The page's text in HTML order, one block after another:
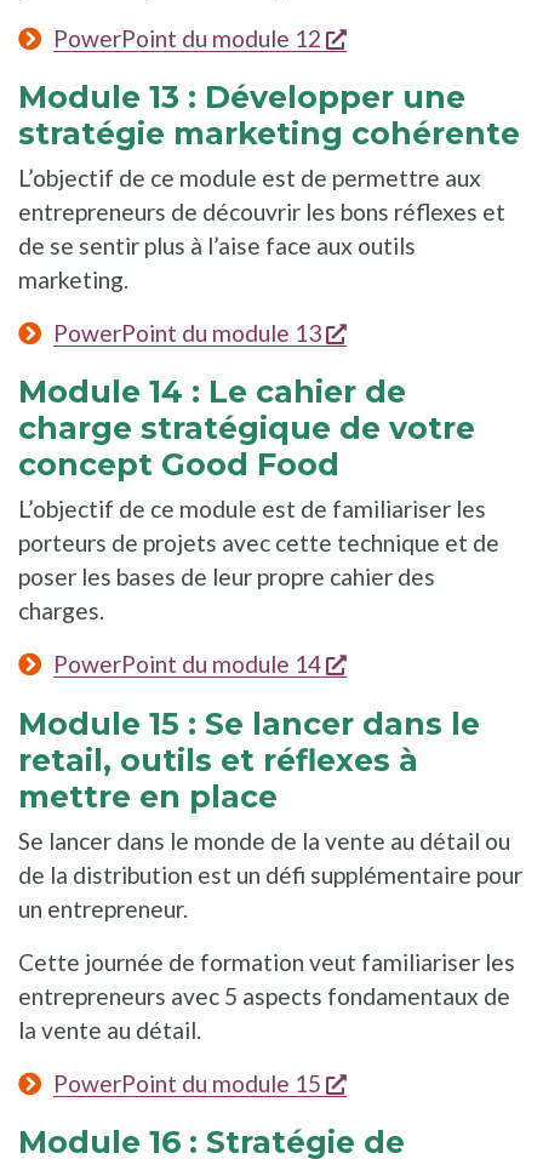
PowerPoint du module 12
s'ouvre dans une
Module 13 : Développer une
stratégie marketing cohérente
L’objectif de ce module est de permettre aux
entrepreneurs de découvrir les bons réflexes et
de se sentir plus à l’aise face aux outils
marketing.
PowerPoint du module 13
s'ouvre dans une
Module 14 : Le cahier de
charge stratégique de votre
concept Good Food
L’objectif de ce module est de familiariser les
porteurs de projets avec cette technique et de
poser les bases de leur propre cahier des
charges.
PowerPoint du module 14
s'ouvre dans une
Module 15 : Se lancer dans le
retail, outils et réflexes à
mettre en place
Se lancer dans le monde de la vente au détail ou
de la distribution est un défi supplémentaire pour
un entrepreneur.
Cette journée de formation veut familiariser les
entrepreneurs avec 5 aspects fondamentaux de
la vente au détail.
PowerPoint du module 15
s'ouvre dans une
Module 16 : Stratégie de